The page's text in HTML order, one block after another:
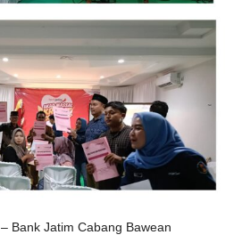
– Bank Jatim Cabang Bawean